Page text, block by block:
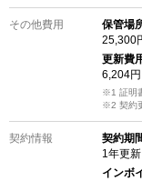
その他費用
保管場
25,300
更新費
6,204円
※1 証明
※2 契約
契約情報
契約期
1 年更新
インボ